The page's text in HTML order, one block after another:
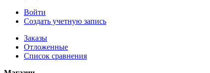
Войти
Создать учетную запись
Заказы
Отложенные
Список сравнения